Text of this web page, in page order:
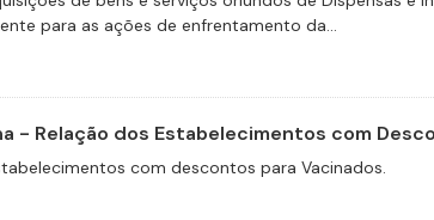
para as ações de enfrentamento da...
- Relação dos Estabelecimentos com
com descontos para Vacinados.